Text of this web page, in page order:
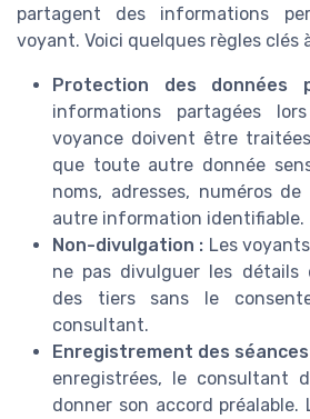
partagent des informations
voyant. Voici quelques règles clés
Protection des données
informations partagées
voyance doivent être
que toute autre donnée
noms, adresses, numéros
autre information identifiable.
Non-divulgation : Les
ne pas divulguer les détails
des tiers sans le
consultant.
Enregistrement des
enregistrées, le consultant
donner son accord préalable.